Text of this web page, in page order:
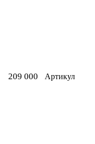
209 000 Артикул